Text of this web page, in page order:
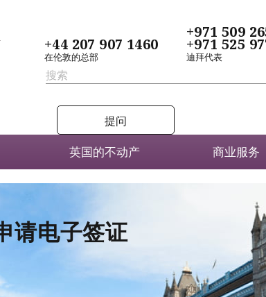
+44 207 907 1460
在伦敦的总部
+971 509
+971 525
迪拜代表
提问
英国的不动产 商业服务
请电子签证